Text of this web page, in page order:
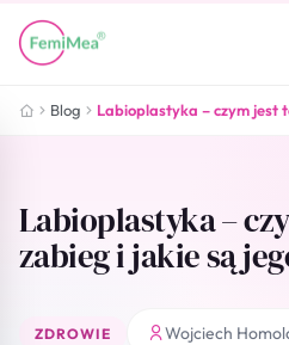
Blog
Labioplastyka –
zabieg i jakie są
ZDROWIE Wojciech